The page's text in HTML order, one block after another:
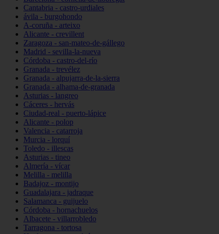
Cantabria - castro-urdiales
ávila - burgohondo
A-coruña - arteixo
Alicante - crevillent
Zaragoza - san-mateo-de-gállego
Madrid - sevilla-la-nueva
Córdoba - castro-del-río
Granada - trevélez
Granada - alpujarra-de-la-sierra
Granada - alhama-de-granada
Asturias - langreo
Cáceres - hervás
Ciudad-real - puerto-lápice
Alicante - polop
Valencia - catarroja
Murcia - lorquí
Toledo - illescas
Asturias - tineo
Almería - vícar
Melilla - melilla
Badajoz - montijo
Guadalajara - jadraque
Salamanca - guijuelo
Córdoba - hornachuelos
Albacete - villarrobledo
Tarragona - tortosa